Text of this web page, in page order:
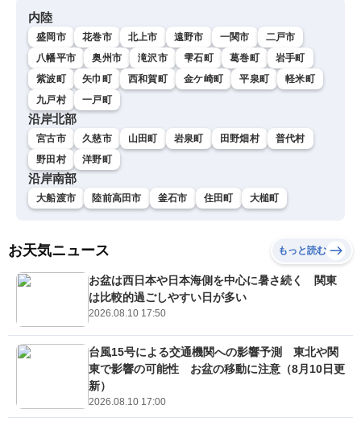
内陸
盛岡市 花巻市 北上市 遠野市 一関市
二戸市
八幡平市
奥州市 滝沢市 雫石町 葛巻町
岩手町
紫波町
矢巾町 西和賀町 金ケ崎町 平泉町
軽米町
九戸村
一戸町
沿岸北部
宮古市 久慈市 山田町 岩泉町 田野畑村
普代村
野田村
洋野町
沿岸南部
大船渡市 陸前高田市 釜石市 住田町 大槌町
お天気ニュース もっと読む
お盆は西日本や日本海側を中心に暑さ続く 関東
は比較的過ごしやすい日が多い
2026.08.10 17:50
台風15号による交通機関への影響予測 東北や関
東で影響の可能性 お盆の移動に注意（8月10日更
新）
2026.08.10 17:00